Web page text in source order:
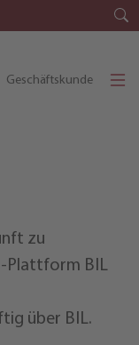
Geschäftskunde
zu
Plattform BIL
über BIL.